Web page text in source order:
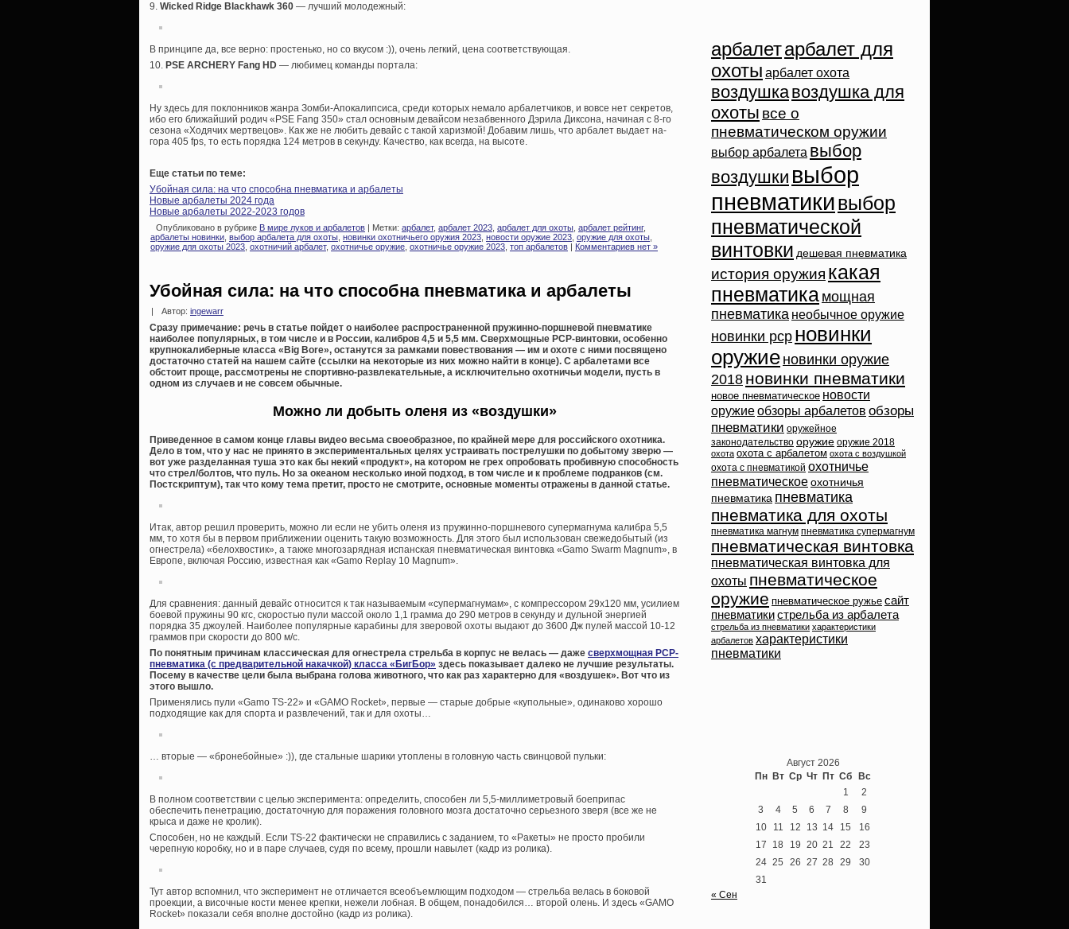
9. Wicked Ridge Blackhawk 360 — лучший молодежный:
В принципе да, все верно: простенько, но со вкусом :)), очень легкий, цена соответствующая.
10. PSE ARCHERY Fang HD — любимец команды портала:
Ну здесь для поклонников жанра Зомби-Апокалипсиса, среди которых немало арбалетчиков, и вовсе нет секретов,
ибо его ближайший родич «PSE Fang 350» стал основным девайсом незабвенного Дэрила Диксона, начиная с 8-го
сезона «Ходячих мертвецов». Как же не любить девайс с такой харизмой! Добавим лишь, что арбалет выдает на-
гора 405 fps, то есть порядка 124 метров в секунду. Качество, как всегда, на высоте.
Еще статьи по теме:
Убойная сила: на что способна пневматика и арбалеты
Новые арбалеты 2024 года
Новые арбалеты 2022-2023 годов
Опубликовано в рубрике В мире луков и арбалетов | Метки: арбалет, арбалет 2023 арбалет для охоты арбалет рейтинг,
арбалеты новинки выбор арбалета для охоты новинки охотничьего оружия 2023 новости оружие 2023 оружие для охоты
оружие для охоты 2023 охотничий арбалет, охотничье оружие охотничье оружие 2023 топ арбалетов Комментариев нет »
Убойная сила: на что способна пневматика и арбалеты
| Автор: ingewarr
Сразу примечание: речь в статье пойдет о наиболее распространенной пружинно-поршневой пневматике
наиболее популярных, в том числе и в России, калибров 4,5 и 5,5 мм. Сверхмощные PCP-винтовки, особенно
крупнокалиберные класса «Big Bore», останутся за рамками повествования — им и охоте с ними посвящено
достаточно статей на нашем сайте (ссылки на некоторые из них можно найти в конце). С арбалетами все
обстоит проще, рассмотрены не спортивно-развлекательные, а исключительно охотничьи модели, пусть в
одном из случаев и не совсем обычные.
Можно ли добыть оленя из «воздушки»
Приведенное в самом конце главы видео весьма своеобразное, по крайней мере для российского охотника.
Дело в том, что у нас не принято в экспериментальных целях устраивать пострелушки по добытому зверю —
вот уже разделанная туша это как бы некий «продукт», на котором не грех опробовать пробивную способность
что стрел/болтов, что пуль. Но за океаном несколько иной подход, в том числе и к проблеме подранков (см.
Постскриптум), так что кому тема претит, просто не смотрите, основные моменты отражены в данной статье.
Итак, автор решил проверить, можно ли если не убить оленя из пружинно-поршневого супермагнума калибра 5,5
мм, то хотя бы в первом приближении оценить такую возможность. Для этого был использован свежедобытый (из
огнестрела) «белохвостик», а также многозарядная испанская пневматическая винтовка «Gamo Swarm Magnum», в
Европе, включая Россию, известная как «Gamo Replay 10 Magnum».
Для сравнения: данный девайс относится к так называемым «супермагнумам», с компрессором 29х120 мм, усилием
боевой пружины 90 кгс, скоростью пули массой около 1,1 грамма до 290 метров в секунду и дульной энергией
порядка 35 джоулей. Наиболее популярные карабины для зверовой охоты выдают до 3600 Дж пулей массой 10-12
граммов при скорости до 800 м/с.
По понятным причинам классическая для огнестрела стрельба в корпус не велась — даже сверхмощная PCP-
пневматика (с предварительной накачкой) класса «БигБор» здесь показывает далеко не лучшие результаты.
Посему в качестве цели была выбрана голова животного, что как раз характерно для «воздушек». Вот что из
этого вышло.
Применялись пули «Gamo TS-22» и «GAMO Rocket», первые — старые добрые «купольные», одинаково хорошо
подходящие как для спорта и развлечений, так и для охоты…
… вторые — «бронебойные» :)), где стальные шарики утоплены в головную часть свинцовой пульки:
В полном соответствии с целью эксперимента: определить, способен ли 5,5-миллиметровый боеприпас
обеспечить пенетрацию, достаточную для поражения головного мозга достаточно серьезного зверя (все же не
крыса и даже не кролик).
Способен, но не каждый. Если TS-22 фактически не справились с заданием, то «Ракеты» не просто пробили
черепную коробку, но и в паре случаев, судя по всему, прошли навылет (кадр из ролика).
Тут автор вспомнил, что эксперимент не отличается всеобъемлющим подходом — стрельба велась в боковой
проекции, а височные кости менее крепки, нежели лобная. В общем, понадобился… второй олень. И здесь «GAMO
Rocket» показали себя вполне достойно (кадр из ролика).
арбалетарбалет для
охоты арбалет охота
воздушкавоздушка для
охоты все о
пневматическом оружии
выбор арбалета выбор
воздушки выбор
пневматикивыбор
пневматической
винтовки дешевая пневматика
история оружия какая
пневматика мощная
пневматика необычное оружие
новинки pcp новинки
оружие новинки оружие
2018 новинки пневматики
новое пневматическое новости
оружиеобзоры арбалетов обзоры
пневматики оружейное
законодательство оружие оружие 2018
охота охота с арбалетом охота с воздушкой
охота с пневматикой охотничье
пневматическое охотничья
пневматика пневматика
пневматика для охоты
пневматика магнум пневматика супермагнум
пневматическая винтовка
пневматическая винтовка для
охоты пневматическое
оружие пневматическое ружье сайт
пневматикистрельба из арбалета
стрельба из пневматики характеристики
арбалетов характеристики
пневматики
Август 2026
Пн Вт Ср Чт Пт Сб Вс
1
2
3
4 5 6 7 8
9
10
11 12 13 14 15
16
17
18 19 20 21 22
23
24 25 26 27 28 29
30
31
« Сен